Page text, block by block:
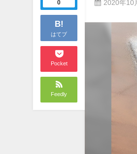
0
B!
はてブ
Pocket
Feedly
2020年10